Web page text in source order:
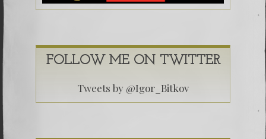
FOLLOW ME ON TWITTER
Tweets by @Igor_Bitkov